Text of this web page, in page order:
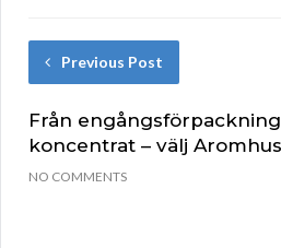
Previous Post
Från
koncentrat – välj
NO COMMENTS